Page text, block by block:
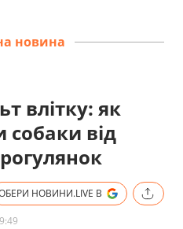
новина
влітку: як
собаки від
НОВИНИ.LIVE В